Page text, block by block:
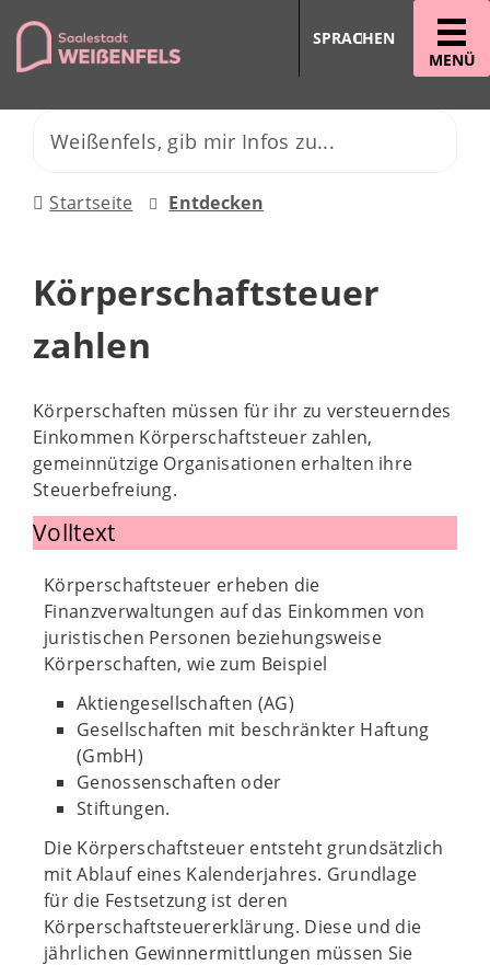
MENÜ
SPRACHEN
Startseite Entdecken
Körperschaftsteuer
zahlen
Körperschaften müssen für ihr zu versteuerndes
Einkommen Körperschaftsteuer zahlen,
gemeinnützige Organisationen erhalten ihre
Steuerbefreiung.
Volltext
Körperschaftsteuer erheben die
Finanzverwaltungen auf das Einkommen von
juristischen Personen beziehungsweise
Körperschaften, wie zum Beispiel
Aktiengesellschaften (AG)
Gesellschaften mit beschränkter Haftung
(GmbH)
Genossenschaften oder
Stiftungen.
Die Körperschaftsteuer entsteht grundsätzlich
mit Ablauf eines Kalenderjahres. Grundlage
für die Festsetzung ist deren
Körperschaftsteuererklärung. Diese und die
jährlichen Gewinnermittlungen müssen Sie